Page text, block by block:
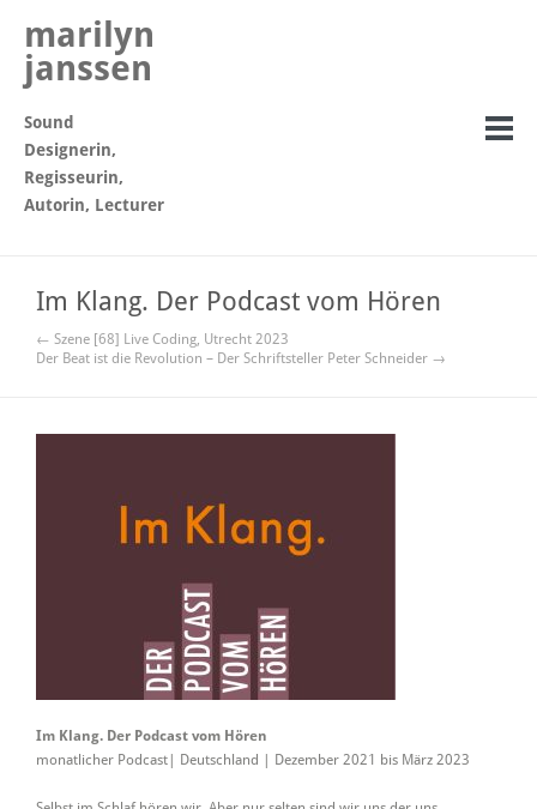
marilyn
janssen
Sound
Designerin,
Regisseurin,
Autorin, Lecturer
Im Klang. Der Podcast vom Hören
← Szene [68] Live Coding, Utrecht 2023
Der Beat ist die Revolution – Der Schriftsteller Peter Schneider →
Im Klang. Der Podcast vom Hören
monatlicher Podcast| Deutschland | Dezember 2021 bis März 2023